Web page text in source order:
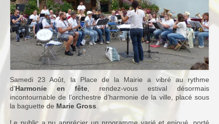
Notre Equipe
Tarifs 2026-2027
Calendrier
Blog
Harmonie
Historique
Concours
Samedi 23 Août, la Place de la Mairie a vibré au rythme
d’Harmonie en fête , rendez-vous estival désormais
incontournable de l’orchestre d’harmonie de la ville, placé sous
la baguette de Marie Gross
Le public a pu apprécier un programme varié et enjoué, porté